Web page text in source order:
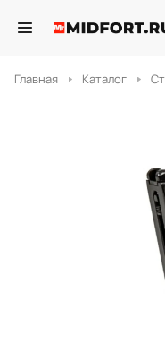
Главная Каталог